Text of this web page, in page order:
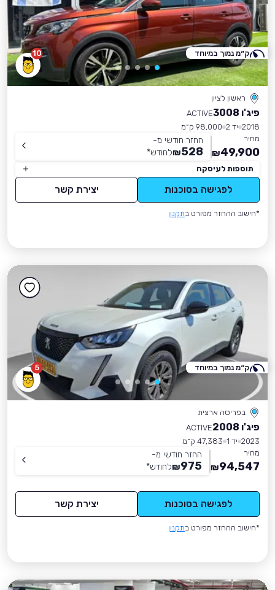
10
ראשון לציון
פיג'ו 3008
ACTIVE
2018 יד 2
98,000 ק״מ
מחיר
49,900
₪
החזר חודשי מ-
528
₪לחודש*
תוספות לעיסקה
לפגישה בסוכנות יצירת קשר
*חישוב ההחזר מפורט בתקנון
ק״מ נמוך במיוחד
5
בפריסה ארצית
פיג'ו 2008
ACTIVE
2023 יד 1
47,383 ק״מ
מחיר
94,547
₪
החזר חודשי מ-
975
₪לחודש*
לפגישה בסוכנות יצירת קשר
*חישוב ההחזר מפורט בתקנון
ק״מ נמוך במיוחד